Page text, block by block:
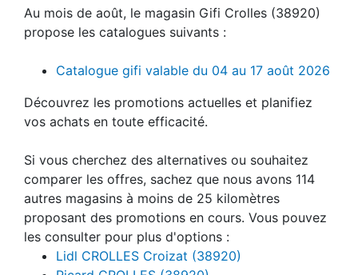
Au mois de août, le magasin Gifi Crolles (38920)
propose les catalogues suivants :
Catalogue gifi valable du 04 au 17 août 2026
Découvrez les promotions actuelles et planifiez
vos achats en toute efficacité.
Si vous cherchez des alternatives ou souhaitez
comparer les offres, sachez que nous avons 114
autres magasins à moins de 25 kilomètres
proposant des promotions en cours. Vous pouvez
les consulter pour plus d'options :
Lidl CROLLES Croizat (38920)